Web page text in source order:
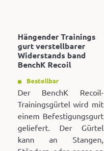
Hängender Trainings
gurt verstellbarer
Widerstands band
BenchK Recoil
Bestellbar
Der BenchK Recoil-
Trainingsgürtel wird mit
einem Befestigungsgurt
geliefert. Der Gürtel
kann an Stangen,